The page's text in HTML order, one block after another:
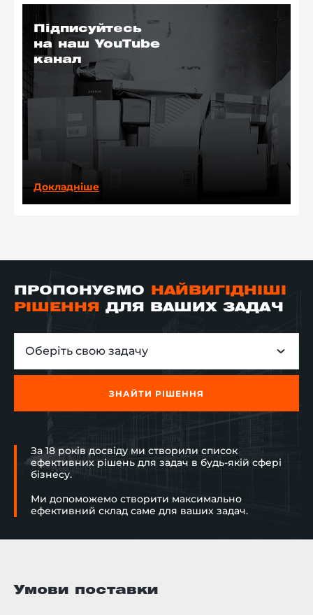
Підписуйтесь
на наш YouTube
канал
Докладніше
ПРОПОНУЄМО
НАЙВИГІДНІШІ
РІШЕННЯ
ДЛЯ ВАШИХ ЗАДАЧ
Оберіть свою задачу
ЗНАЙТИ РІШЕННЯ
За 18 років досвіду ми створили список
ефективних рішень для задач в будь-якій сфері
бізнесу.
Ми допоможемо створити максимально
ефективний склад саме для ваших задач.
Умови поставки